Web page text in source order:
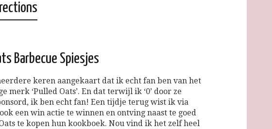
Barbecue Spiesjes
keren aangekaart dat ik echt fan ben van het
merk ‘Pulled Oats’. En dat terwijl ik ‘0’ door ze
ik ben echt fan! Een tijdje terug wist ik via
een win actie te winnen en ontving naast te goed
te kopen hun kookboek. Nou vind ik het zelf heel